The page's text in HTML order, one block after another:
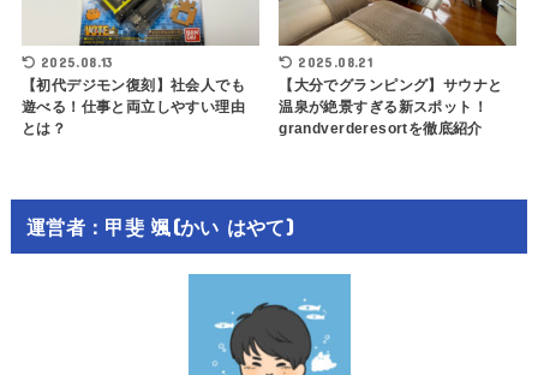
2025.08.13
【初代デジモン復刻】社会人でも
遊べる！仕事と両立しやすい理由
とは？
2025.08.21
【大分でグランピング】サウナと
温泉が絶景すぎる新スポット！
grandverderesortを徹底紹介
運営者：甲斐 颯(かい はやて)